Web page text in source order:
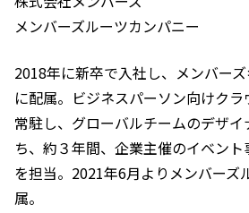
メンバーズルーツカンパニー
2018年に新卒で入社し、メンバー
に配属。ビジネスパーソン向けク
常駐し、グローバルチームのデザ
ち、約３年間、企業主催のイベン
を担当。2021年6月よりメンバーズ
属。